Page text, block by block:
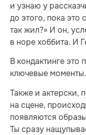
и узнаю у
до этого, пока это
так жил?» И он,
в норе хоббита. И
В кондактинге
ключевые моменты.
Также и актерски,
на сцене,
появляются
Ты сразу